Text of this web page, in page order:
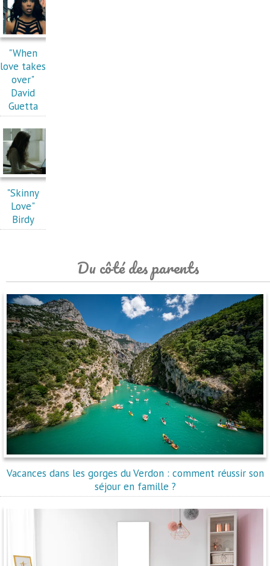
"When
love takes
over"
David
Guetta
"Skinny
Love"
Birdy
Du côté des parents
Vacances dans les gorges du Verdon : comment réussir son
séjour en famille ?